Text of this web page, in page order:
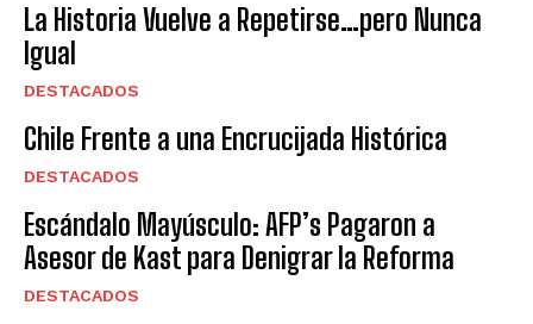
La Historia Vuelve a Repetirse…pero Nunca
Igual
DESTACADOS
Chile Frente a una Encrucijada Histórica
DESTACADOS
Escándalo Mayúsculo: AFP’s Pagaron a
Asesor de Kast para Denigrar la Reforma
DESTACADOS